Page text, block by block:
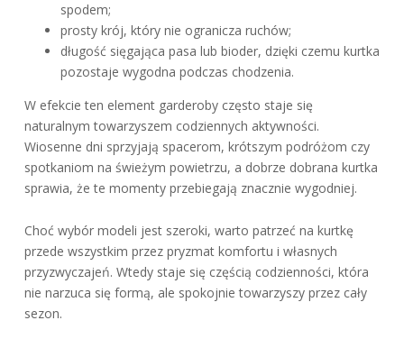
spodem;
prosty krój, który nie ogranicza ruchów;
długość sięgająca pasa lub bioder, dzięki czemu kurtka
pozostaje wygodna podczas chodzenia.
W efekcie ten element garderoby często staje się
naturalnym towarzyszem codziennych aktywności.
Wiosenne dni sprzyjają spacerom, krótszym podróżom czy
spotkaniom na świeżym powietrzu, a dobrze dobrana kurtka
sprawia, że te momenty przebiegają znacznie wygodniej.
Choć wybór modeli jest szeroki, warto patrzeć na kurtkę
przede wszystkim przez pryzmat komfortu i własnych
przyzwyczajeń. Wtedy staje się częścią codzienności, która
nie narzuca się formą, ale spokojnie towarzyszy przez cały
sezon.